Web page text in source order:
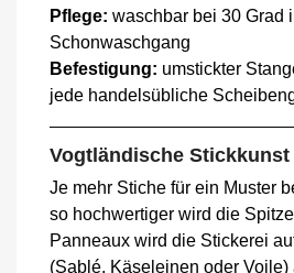
Pflege: waschbar bei 30 Grad
Schonwaschgang
Befestigung: umstickter
jede handelsübliche
Vogtländische Stickkunst
Je mehr Stiche für ein Muster
so hochwertiger wird die
Panneaux wird die Stickerei
(Sablé, Käseleinen oder Voile)